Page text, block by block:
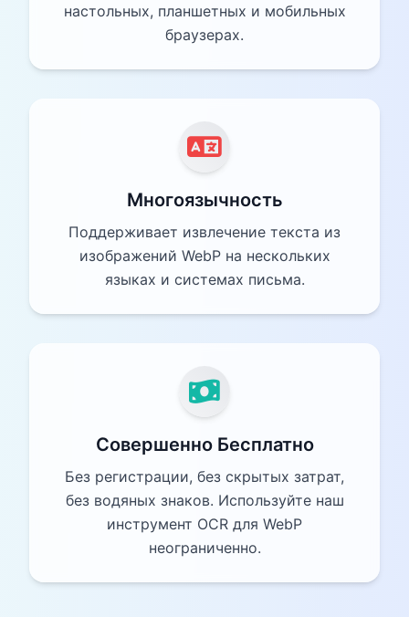
настольных, планшетных и мобильных
браузерах.
Многоязычность
Поддерживает извлечение текста из
изображений WebP на нескольких
языках и системах письма.
Совершенно Бесплатно
Без регистрации, без скрытых затрат,
без водяных знаков. Используйте наш
инструмент OCR для WebP
неограниченно.